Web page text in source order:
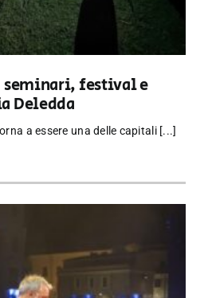
seminari, festival e
Deledda
a essere una delle capitali [...]